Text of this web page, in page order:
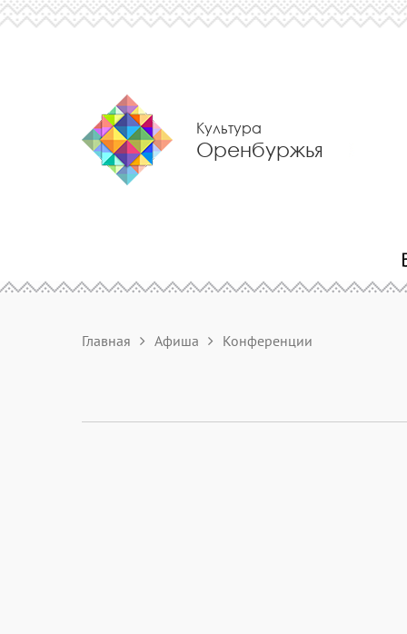
Культура
Оренбуржья
Главная Афиша Конференции